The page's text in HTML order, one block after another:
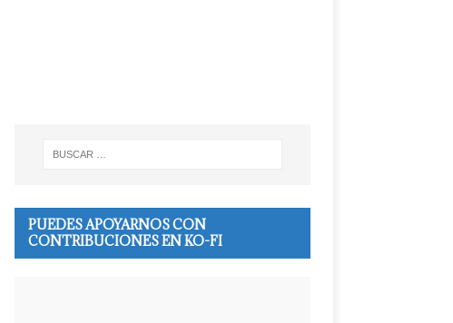
PUEDES APOYARNOS CON
CONTRIBUCIONES EN KO-FI